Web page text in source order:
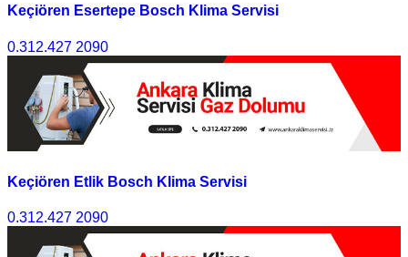
Keçiören Esertepe Bosch Klima Servisi
0.312.427 2090
Keçiören Etlik Bosch Klima Servisi
0.312.427 2090